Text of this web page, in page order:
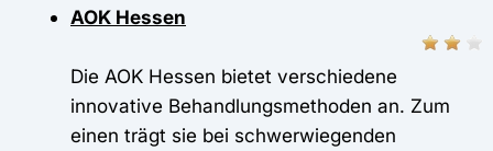
AOK Hessen
Die AOK Hessen bietet verschiedene
innovative Behandlungsmethoden an. Zum
einen trägt sie bei schwerwiegenden